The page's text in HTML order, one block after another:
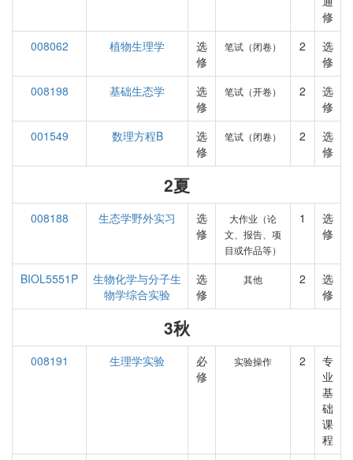
修
008062
植物生理学
选
修
笔试（闭卷） 2
选
修
008198
基础生态学
选
修
笔试（开卷） 2
选
修
001549
数理方程B
选
修
笔试（闭卷） 2
选
修
2夏
008188 生态学野外实习
选
修
大作业（论
文、报告、项
目或作品等）
1
选
修
BIOL5551P
生物化学与分子生
物学综合实验
选
修
其他 2
选
修
3秋
008191 生理学实验
必
修
实验操作 2
专
业
基
础
课
程